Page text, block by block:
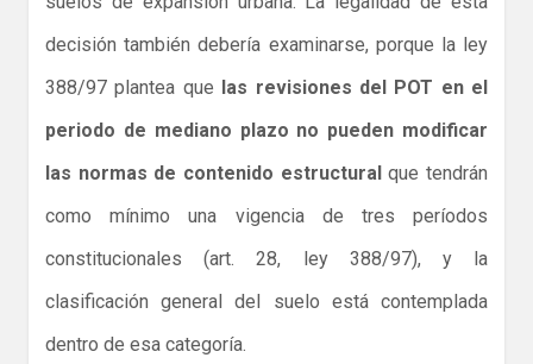
decisión también debería examinarse, porque la ley
388/97 plantea que las revisiones del POT en el
periodo de mediano plazo no pueden modificar
las normas de contenido estructuralque tendrán
como mínimo una vigencia de tres períodos
constitucionales (art. 28, ley 388/97), y la
clasificación general del suelo está contemplada
dentro de esa categoría.